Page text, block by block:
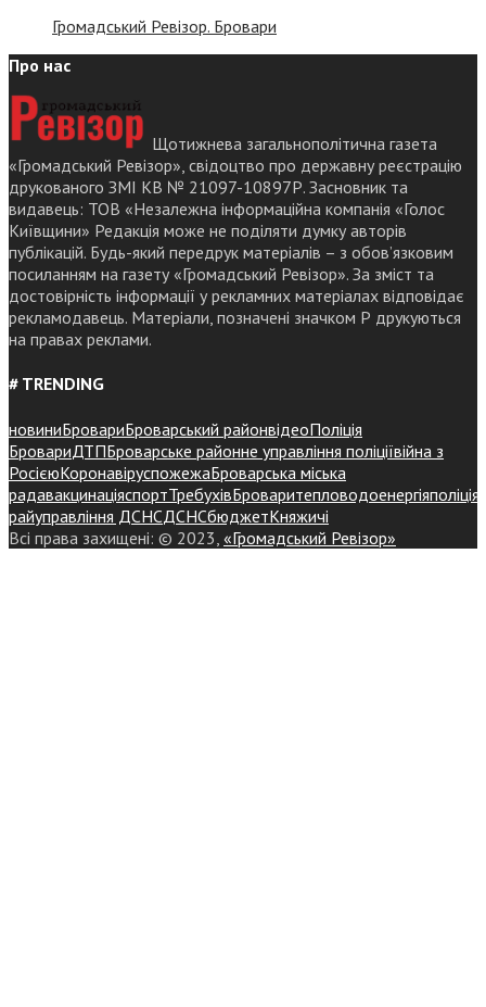
Громадський Ревізор. Бровари
Про нас
Щотижнева загальнополітична газета
«Громадський Ревізор», свідоцтво про державну реєстрацію
друкованого ЗМІ КВ № 21097-10897Р. Засновник та
видавець: ТОВ «Незалежна інформаційна компанія «Голос
Київщини» Редакція може не поділяти думку авторів
публікацій. Будь-який передрук матеріалів – з обов’язковим
посиланням на газету «Громадський Ревізор». За зміст та
достовірність інформації у рекламних матеріалах відповідає
рекламодавець. Матеріали, позначені значком Р друкуються
на правах реклами.
# TRENDING
новиниБровариБроварський районвідеоПоліція
БровариДТПБроварське районне управління поліціївійна з
РосієюКоронавіруспожежаБроварська міська
радавакцинаціяспортТребухівБроваритепловодоенергіяполіція
райуправління ДСНСДСНСбюджетКняжичі
Всі права захищені: © 2023, «Громадський Ревізор»